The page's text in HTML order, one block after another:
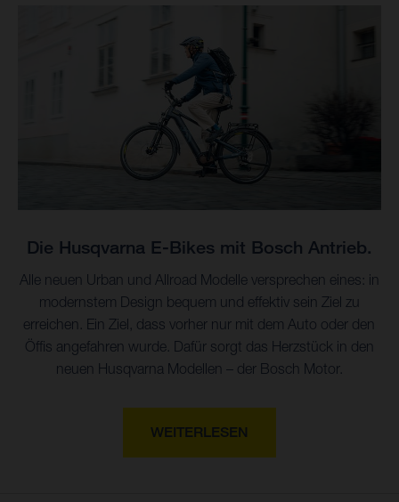
Alle neuen Urban und Allroad Modelle versprechen eines: in
modernstem Design bequem und effektiv sein Ziel zu
erreichen. Ein Ziel, dass vorher nur mit dem Auto oder den
Öffis angefahren wurde. Dafür sorgt das Herzstück in den
neuen Husqvarna Modellen – der Bosch Motor.
Die Husqvarna E-Bikes mit Bosch Antrieb.
WEITERLESEN